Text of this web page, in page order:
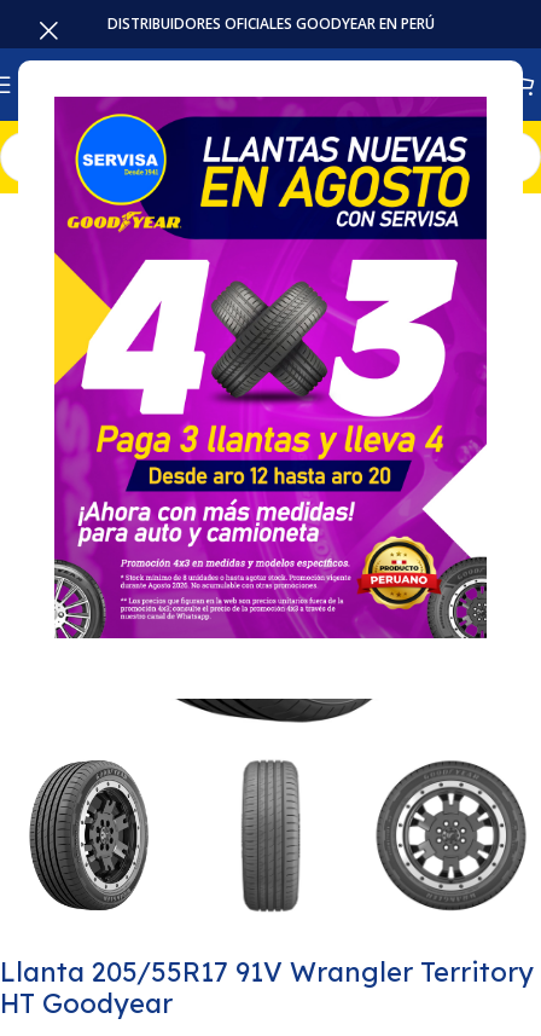
DISTRIBUIDORES OFICIALES GOODYEAR EN PERÚ
Inicio Llantas Camioneta
Llanta 205/55R17 91V Wrangler Territory
HT Goodyear